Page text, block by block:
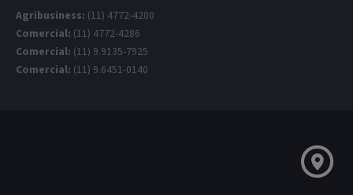
Agribusiness: (11) 4772-4200
Comercial: (11) 4772-4286
Comercial: (11) 9.9135-7925
Comercial: (11) 9.6451-0140